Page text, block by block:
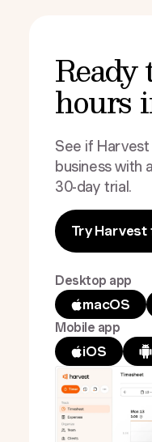
hours
See if
business with
30-day trial.
Try Harvest
Desktop app
macOS
Mobile app
iOS